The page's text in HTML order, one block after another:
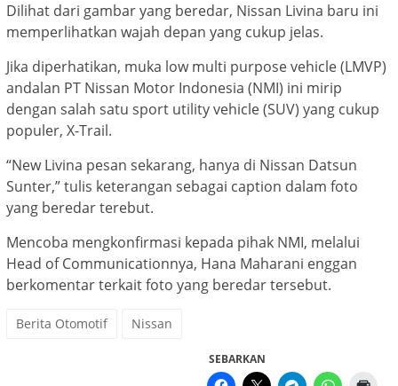
Dilihat dari gambar yang beredar, Nissan Livina baru ini
memperlihatkan wajah depan yang cukup jelas.
Jika diperhatikan, muka low multi purpose vehicle (LMVP)
andalan PT Nissan Motor Indonesia (NMI) ini mirip
dengan salah satu sport utility vehicle (SUV) yang cukup
populer, X-Trail.
“New Livina pesan sekarang, hanya di Nissan Datsun
Sunter,” tulis keterangan sebagai caption dalam foto
yang beredar terebut.
Mencoba mengkonfirmasi kepada pihak NMI, melalui
Head of Communicationnya, Hana Maharani enggan
berkomentar terkait foto yang beredar tersebut.
Berita Otomotif Nissan
SEBARKAN